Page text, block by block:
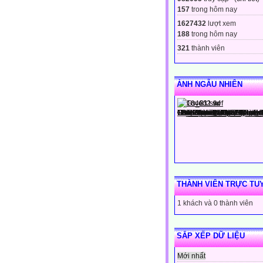
157 trong hôm nay
1627432 lượt xem
188 trong hôm nay
321 thành viên
ẢNH NGẪU NHIÊN
THÀNH VIÊN TRỰC
1 khách và 0 thành viên
SẮP XẾP DỮ LIỆU
Mới nhất